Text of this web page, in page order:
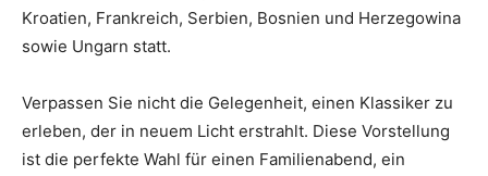
Kroatien, Frankreich, Serbien, Bosnien und Herzegowina
sowie Ungarn statt.
Verpassen Sie nicht die Gelegenheit, einen Klassiker zu
erleben, der in neuem Licht erstrahlt. Diese Vorstellung
ist die perfekte Wahl für einen Familienabend, ein